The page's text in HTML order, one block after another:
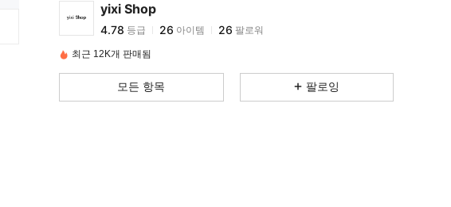
yixi Shop
4.78
26 26
r***0 다음하루 전에
4.78
26
26
4.78
26
최근 12K개 판매됨
모든 항목 팔로잉